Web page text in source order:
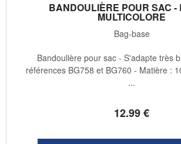
BANDOULIÈRE POUR SAC -
MULTICOLORE
Bag-base
12.99€
Bandoulière pour sac - S'adapte très
références BG758 et BG760 - Matière :
...